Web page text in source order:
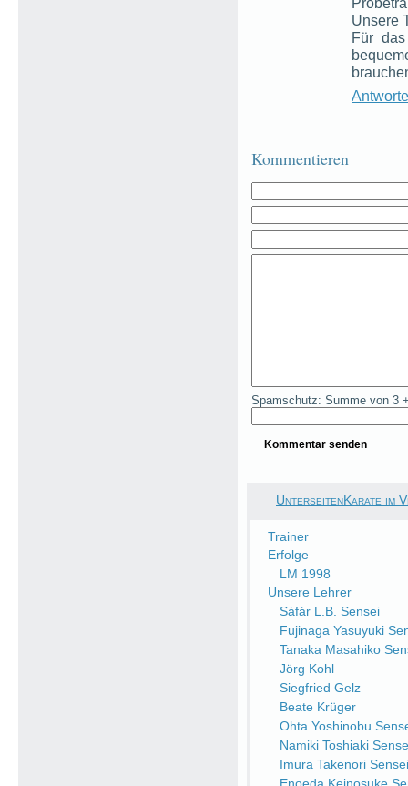
Unsere
Für
Kommentieren
Spamschutz: Summe von 3
UnterseitenKarate im
Trainer
Erfolge
LM 1998
Unsere Lehrer
Sáfár L.B. Sensei
Fujinaga Yasuyuki
Tanaka Masahiko
Jörg Kohl
Siegfried Gelz
Beate Krüger
Ohta Yoshinobu
Namiki Toshiaki
Imura Takenori Sensei
Enoeda Keinosuke